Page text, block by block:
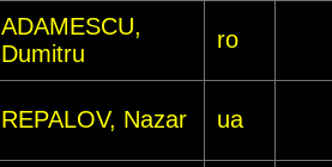
ADAMESCU,
Dumitru
ro
REPALOV, Nazar ua